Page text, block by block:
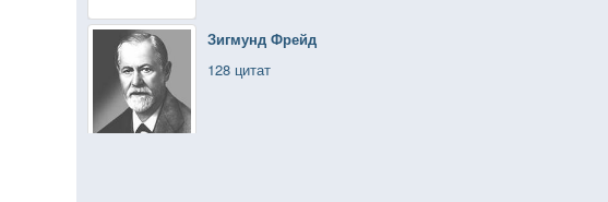
Зигмунд Фрейд
128 цитат